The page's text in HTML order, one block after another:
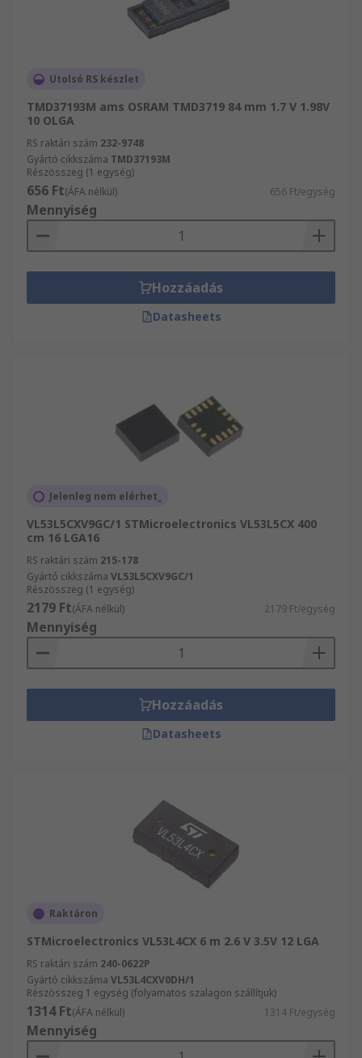
Utolsó RS készlet
TMD37193M ams OSRAM TMD3719 84 mm 1.7 V 1.98V
10 OLGA
RS raktári szám 232-9748
Gyártó cikkszáma TMD37193M
Részösszeg (1 egység)
656 Ft(ÁFA nélkül) 656 Ft/egység
Mennyiség
Hozzáadás
Datasheets
Jelenleg nem elérhet_
VL53L5CXV9GC/1 STMicroelectronics VL53L5CX 400
cm 16 LGA16
RS raktári szám 215-178
Gyártó cikkszáma VL53L5CXV9GC/1
Részösszeg (1 egység)
2179 Ft(ÁFA nélkül) 2179 Ft/egység
Mennyiség
Hozzáadás
Datasheets
Raktáron
STMicroelectronics VL53L4CX 6 m 2.6 V 3.5V 12 LGA
RS raktári szám 240-0622P
Gyártó cikkszáma VL53L4CXV0DH/1
Részösszeg 1 egység (folyamatos szalagon szállítjuk)
1314 Ft(ÁFA nélkül) 1314 Ft/egység
Mennyiség